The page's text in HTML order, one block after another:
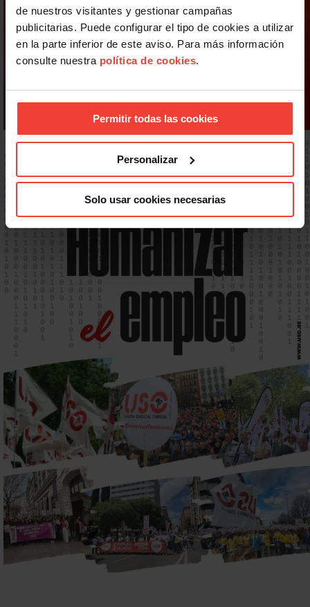
de nuestros visitantes y gestionar campañas
publicitarias. Puede configurar el tipo de cookies a utilizar
en la parte inferior de este aviso. Para más información
consulte nuestra política de cookies.
Permitir todas las cookies
Personalizar
Solo usar cookies necesarias